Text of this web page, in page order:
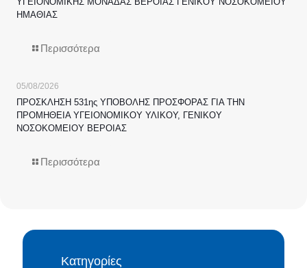
ΗΜΑΘΙΑΣ
Περισσότερα
05/08/2026
ΠΡΟΣΚΛΗΣΗ 531ης ΥΠΟΒΟΛΗΣ ΠΡΟΣΦΟΡΑΣ ΓΙΑ ΤΗΝ
ΠΡΟΜΗΘΕΙΑ ΥΓΕΙΟΝΟΜΙΚΟΥ ΥΛΙΚΟΥ, ΓΕΝΙΚΟΥ
ΝΟΣΟΚΟΜΕΙΟΥ ΒΕΡΟΙΑΣ
Περισσότερα
Κατηγορίες